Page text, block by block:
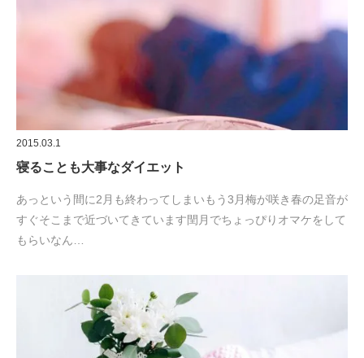
2015.03.1
寝ることも大事なダイエット
あっという間に2月も終わってしまいもう3月梅が咲き春の足音が
すぐそこまで近づいてきています閏月でちょっぴりオマケをして
もらいなん…